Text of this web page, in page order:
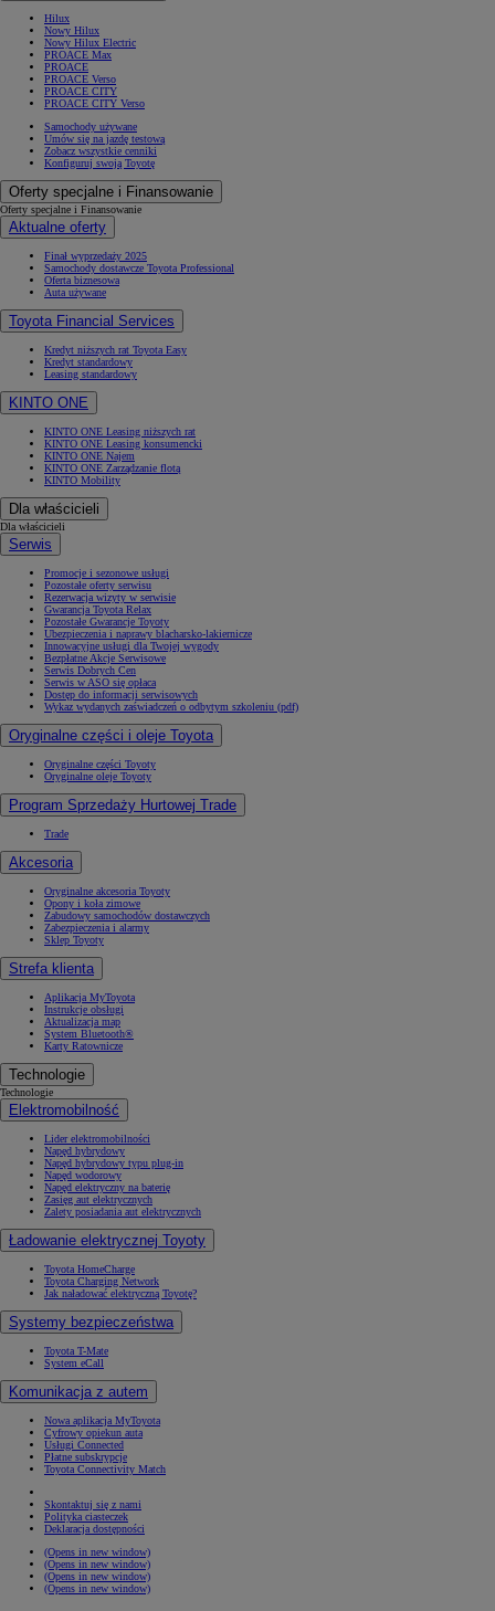
Hilux
Nowy Hilux
Nowy Hilux Electric
PROACE Max
PROACE
PROACE Verso
PROACE CITY
PROACE CITY Verso
Samochody używane
Umów się na jazdę testową
Zobacz wszystkie cenniki
Konfiguruj swoją Toyotę
Oferty specjalne i Finansowanie
Oferty specjalne i Finansowanie
Aktualne oferty
Finał wyprzedaży 2025
Samochody dostawcze Toyota Professional
Oferta biznesowa
Auta używane
Toyota Financial Services
Kredyt niższych rat Toyota Easy
Kredyt standardowy
Leasing standardowy
KINTO ONE
KINTO ONE Leasing niższych rat
KINTO ONE Leasing konsumencki
KINTO ONE Najem
KINTO ONE Zarządzanie flotą
KINTO Mobility
Dla właścicieli
Dla właścicieli
Serwis
Promocje i sezonowe usługi
Pozostałe oferty serwisu
Rezerwacja wizyty w serwisie
Gwarancja Toyota Relax
Pozostałe Gwarancje Toyoty
Ubezpieczenia i naprawy blacharsko-lakiernicze
Innowacyjne usługi dla Twojej wygody
Bezpłatne Akcje Serwisowe
Serwis Dobrych Cen
Serwis w ASO się opłaca
Dostęp do informacji serwisowych
Wykaz wydanych zaświadczeń o odbytym szkoleniu (pdf)
Oryginalne części i oleje Toyota
Oryginalne części Toyoty
Oryginalne oleje Toyoty
Program Sprzedaży Hurtowej Trade
Trade
Akcesoria
Oryginalne akcesoria Toyoty
Opony i koła zimowe
Zabudowy samochodów dostawczych
Zabezpieczenia i alarmy
Sklep Toyoty
Strefa klienta
Aplikacja MyToyota
Instrukcje obsługi
Aktualizacja map
System Bluetooth®
Karty Ratownicze
Technologie
Technologie
Elektromobilność
Lider elektromobilności
Napęd hybrydowy
Napęd hybrydowy typu plug-in
Napęd wodorowy
Napęd elektryczny na baterię
Zasięg aut elektrycznych
Zalety posiadania aut elektrycznych
Ładowanie elektrycznej Toyoty
Toyota HomeCharge
Toyota Charging Network
Jak naładować elektryczną Toyotę?
Systemy bezpieczeństwa
Toyota T-Mate
System eCall
Komunikacja z autem
Nowa aplikacja MyToyota
Cyfrowy opiekun auta
Usługi Connected
Płatne subskrypcje
Toyota Connectivity Match
Skontaktuj się z nami
Polityka ciasteczek
Deklaracja dostępności
(Opens in new window)
(Opens in new window)
(Opens in new window)
(Opens in new window)